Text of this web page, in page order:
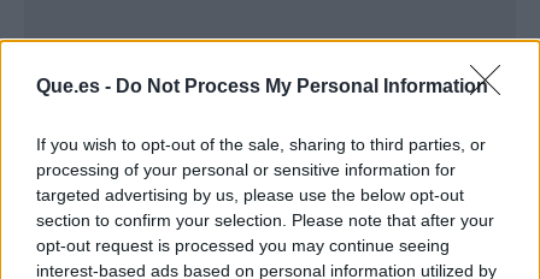
Que.es - Do Not Process My Personal Information
If you wish to opt-out of the sale, sharing to third parties, or
processing of your personal or sensitive information for
targeted advertising by us, please use the below opt-out
section to confirm your selection. Please note that after your
opt-out request is processed you may continue seeing
interest-based ads based on personal information utilized by